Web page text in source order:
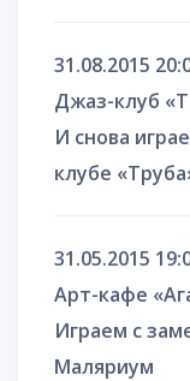
31.08.2015
Джаз-клуб
И снова
клубе
31.05.2015
Арт-кафе
Играем c
Маляриум